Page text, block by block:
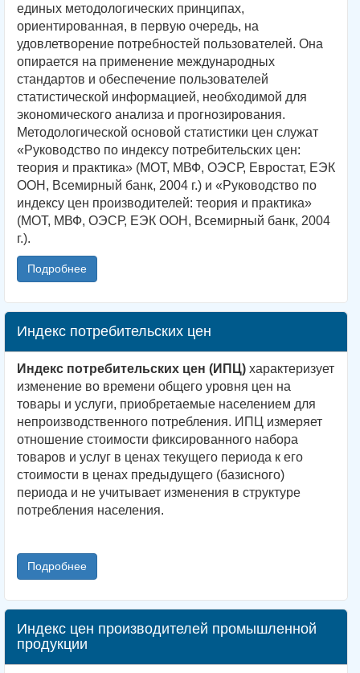
единых методологических принципах,
ориентированная, в первую очередь, на
удовлетворение потребностей пользователей. Она
опирается на применение международных
стандартов и обеспечение пользователей
статистической информацией, необходимой для
экономического анализа и прогнозирования.
Методологической основой статистики цен служат
«Руководство по индексу потребительских цен:
теория и практика» (МОТ, МВФ, ОЭСР, Евростат, ЕЭК
ООН, Всемирный банк, 2004 г.) и «Руководство по
индексу цен производителей: теория и практика»
(МОТ, МВФ, ОЭСР, ЕЭК ООН, Всемирный банк, 2004
г.).
Подробнее
Индекс потребительских цен
Индекс потребительских цен (ИПЦ) характеризует
изменение во времени общего уровня цен на
товары и услуги, приобретаемые населением для
непроизводственного потребления. ИПЦ измеряет
отношение стоимости фиксированного набора
товаров и услуг в ценах текущего периода к его
стоимости в ценах предыдущего (базисного)
периода и не учитывает изменения в структуре
потребления населения.
Подробнее
Индекс цен производителей промышленной
продукции